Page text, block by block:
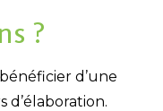
?
d’une
d’élaboration.